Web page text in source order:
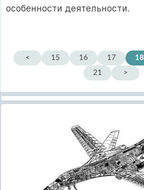
особенности деятельности.
< 15 16 17 18
21
>